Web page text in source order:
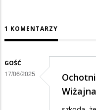
1 KOMENTARZY
GOŚĆ
17/06/2025